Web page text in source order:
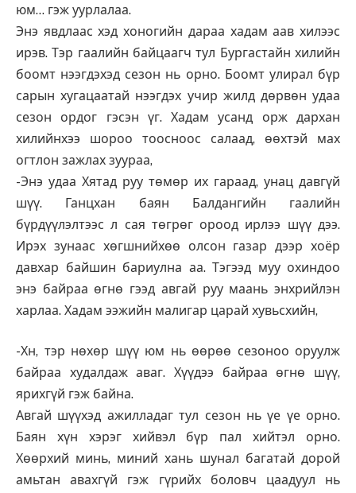
юм… гэж уурлалаа.
Энэ явдлаас хэд хоногийн дараа хадам аав хилээс
ирэв. Тэр гаалийн байцаагч тул Бургастайн хилийн
боомт нээгдэхэд сезон нь орно. Боомт улирал бүр
сарын хугацаатай нээгдэх учир жилд дөрвөн удаа
сезон ордог гэсэн үг. Хадам усанд орж дархан
хилийнхээ шороо тоосноос салаад, өөхтэй мах
огтлон зажлах зуураа,
-Энэ удаа Хятад руу төмөр их гараад, унац давгүй
шүү. Ганцхан баян Балдангийн гаалийн
бүрдүүлэлтээс л сая төгрөг ороод ирлээ шүү дээ.
Ирэх зунаас хөгшнийхөө олсон газар дээр хоёр
давхар байшин бариулна аа. Тэгээд муу охиндоо
энэ байраа өгнө гээд авгай руу маань энхрийлэн
харлаа. Хадам ээжийн малигар царай хувьсхийн,
-Хн, тэр нөхөр шүү юм нь өөрөө сезоноо оруулж
байраа худалдаж аваг. Хүүдээ байраа өгнө шүү,
ярихгүй гэж байна.
Авгай шүүхэд ажилладаг тул сезон нь үе үе орно.
Баян хүн хэрэг хийвэл бүр пал хийтэл орно.
Хөөрхий минь, миний хань шунал багатай дорой
амьтан авахгүй гэж гүрийх боловч цаадуул нь